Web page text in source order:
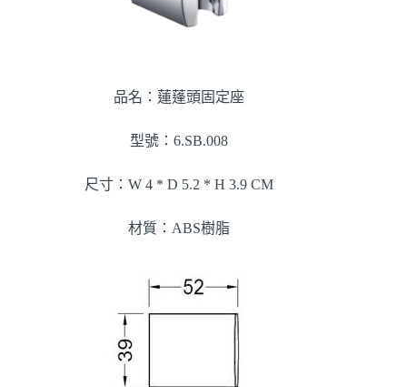
品名：蓮蓬頭固定座
型號：6.SB.008
尺寸：W 4 * D 5.2 * H 3.9 CM
材質：ABS樹脂